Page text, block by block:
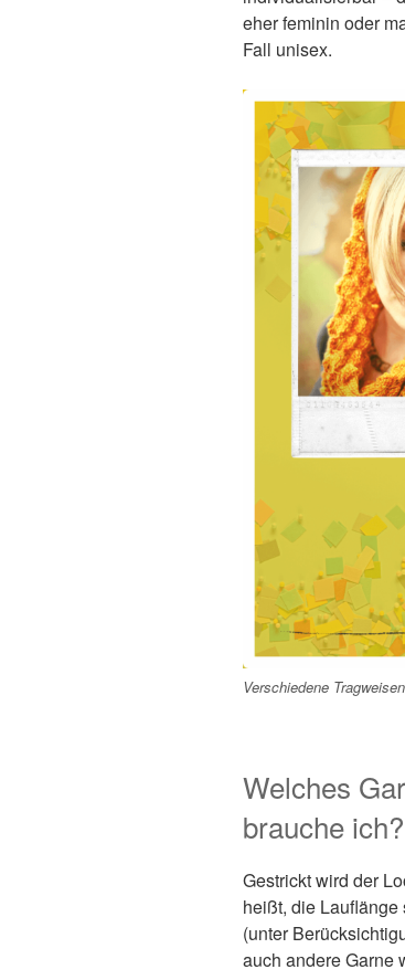
eher feminin oder
Fall unisex.
Verschiedene
Welches
brauche ich?
Gestrickt wird der
heißt, die
(unter
auch andere Garne